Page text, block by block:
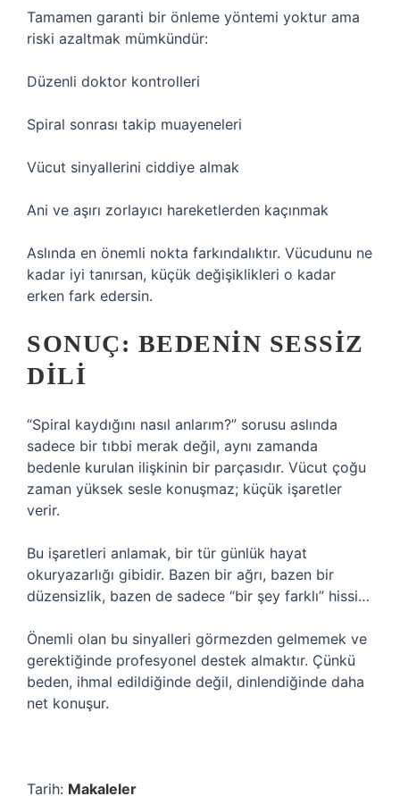
Tamamen garanti bir önleme yöntemi yoktur ama
riski azaltmak mümkündür:
Düzenli doktor kontrolleri
Spiral sonrası takip muayeneleri
Vücut sinyallerini ciddiye almak
Ani ve aşırı zorlayıcı hareketlerden kaçınmak
Aslında en önemli nokta farkındalıktır. Vücudunu ne
kadar iyi tanırsan, küçük değişiklikleri o kadar
erken fark edersin.
SONUÇ: BEDENIN SESSIZ
DILI
“Spiral kaydığını nasıl anlarım?” sorusu aslında
sadece bir tıbbi merak değil, aynı zamanda
bedenle kurulan ilişkinin bir parçasıdır. Vücut çoğu
zaman yüksek sesle konuşmaz; küçük işaretler
verir.
Bu işaretleri anlamak, bir tür günlük hayat
okuryazarlığı gibidir. Bazen bir ağrı, bazen bir
düzensizlik, bazen de sadece “bir şey farklı” hissi…
Önemli olan bu sinyalleri görmezden gelmemek ve
gerektiğinde profesyonel destek almaktır. Çünkü
beden, ihmal edildiğinde değil, dinlendiğinde daha
net konuşur.
Tarih: Makaleler